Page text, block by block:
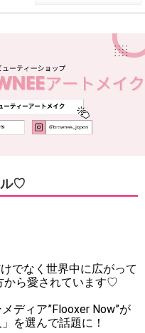
ル♡
でなく世界中に広がって
から愛されています♡
ディア”Flooxer Now”が
を選んで話題に！